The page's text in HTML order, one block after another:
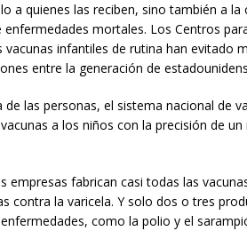
a quienes las reciben, sino también a
mortales. Los Centros
vacunas infantiles de rutina han evitado
entre la generación de
de las personas, el sistema nacional de
a los niños con la precisión de
empresas fabrican casi todas las
contra la varicela. Y solo dos o tres
como la polio y el